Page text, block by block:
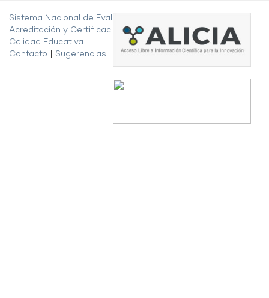
Sistema Nacional de Evaluación,
Acreditación y Certificación de la
Calidad Educativa
Contacto
Sugerencias